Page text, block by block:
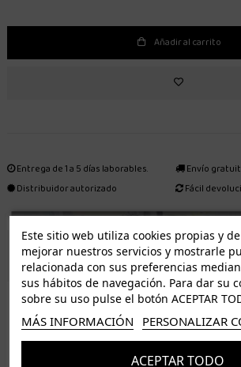
Añadir al carrito
Entrega de 1 a 5 días laborables.
Distribuidor autorizado
Envío
Fácil
ENVÍO GRATUITO *
ISLAS CANARIAS
Tenerife 3.50€. Gratis a partir de 50€
Resto de islas 5€. Gratis a partir de 50€
Entrega de 1 a 5 días laborables. Los pedidos realizados a partir de
Este sitio web utiliza cookies propias y
mejorar nuestros servicios y mostrarle
relacionada con sus preferencias
sus hábitos de navegación. Para dar su
sobre su uso pulse el botón ACEPTAR
MÁS INFORMACIÓN PERSONALIZAR
ACEPTAR TODO